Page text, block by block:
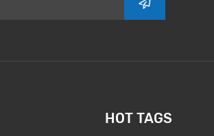
nas caixas de embalagem tende a se
desumidificador no interior e realizar
um medidor de temperatura e umidade no
HOT TAGS